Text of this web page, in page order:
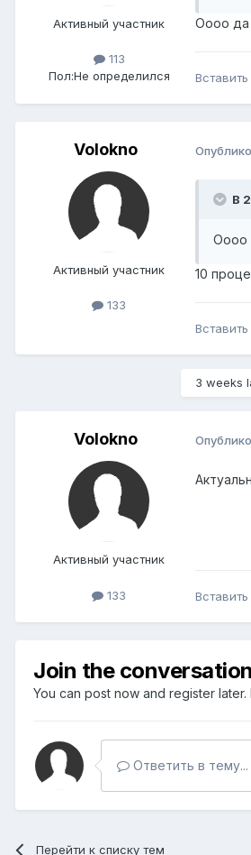
Активный участник
113
Пол:Не определился
Оооо да
Вставить
Volokno
Активный участник
133
В
Оооо
10
Вставить
3 weeks
Volokno
Активный участник
133 Вставить
Join the conversation
You can post now and register later.
Ответить в тему...
Перейти к списку тем